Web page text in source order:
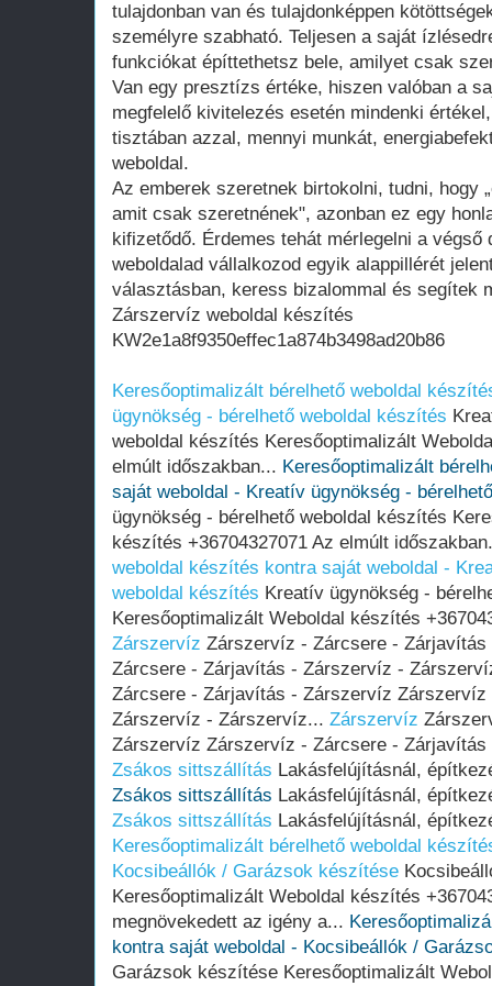
tulajdonban van és tulajdonképpen
személyre szabható. Teljesen a saját
funkciókat építtethetsz bele, amilyet csak
Van egy presztízs értéke, hiszen valóban a
megfelelő kivitelezés esetén mindenki
tisztában azzal, mennyi munkát,
weboldal.
Az emberek szeretnek birtokolni, tudni, hogy
amit csak szeretnének", azonban ez egy
kifizetődő. Érdemes tehát mérlegelni a végső
weboldalad vállalkozod egyik alappillérét
választásban, keress bizalommal és segítek
Zárszervíz weboldal készítés
KW2e1a8f9350effec1a874b3498ad20b86
Keresőoptimalizált bérelhető weboldal
ügynökség - bérelhető weboldal készítés
weboldal készítés Keresőoptimalizált
elmúlt időszakban... Keresőoptimalizált
saját weboldal - Kreatív ügynökség -
ügynökség - bérelhető weboldal készítés
készítés +36704327071 Az elmúlt
weboldal készítés kontra saját weboldal -
weboldal készítés Kreatív ügynökség -
Keresőoptimalizált Weboldal készítés
Zárszervíz Zárszervíz - Zárcsere -
Zárcsere - Zárjavítás - Zárszervíz -
Zárcsere - Zárjavítás - Zárszervíz
Zárszervíz - Zárszervíz... Zárszervíz
Zárszervíz Zárszervíz - Zárcsere -
Zsákos sittszállítás Lakásfelújításnál,
Zsákos sittszállítás Lakásfelújításnál,
Zsákos sittszállítás Lakásfelújításnál,
Keresőoptimalizált bérelhető weboldal
Kocsibeállók / Garázsok készítése
Keresőoptimalizált Weboldal készítés
megnövekedett az igény a...
kontra saját weboldal - Kocsibeállók /
Garázsok készítése Keresőoptimalizált